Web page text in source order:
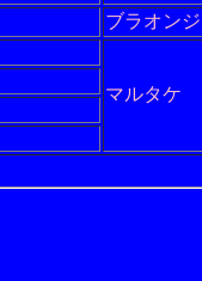
ブラオン
マルタケ